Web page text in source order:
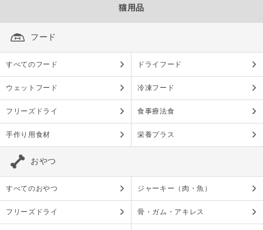
猫用品
フード
すべてのフード ドライフード
ウェットフード 冷凍フード
フリーズドライ 食事療法食
手作り用食材 栄養プラス
おやつ
すべてのおやつ ジャーキー（肉・魚）
フリーズドライ 骨・ガム・アキレス